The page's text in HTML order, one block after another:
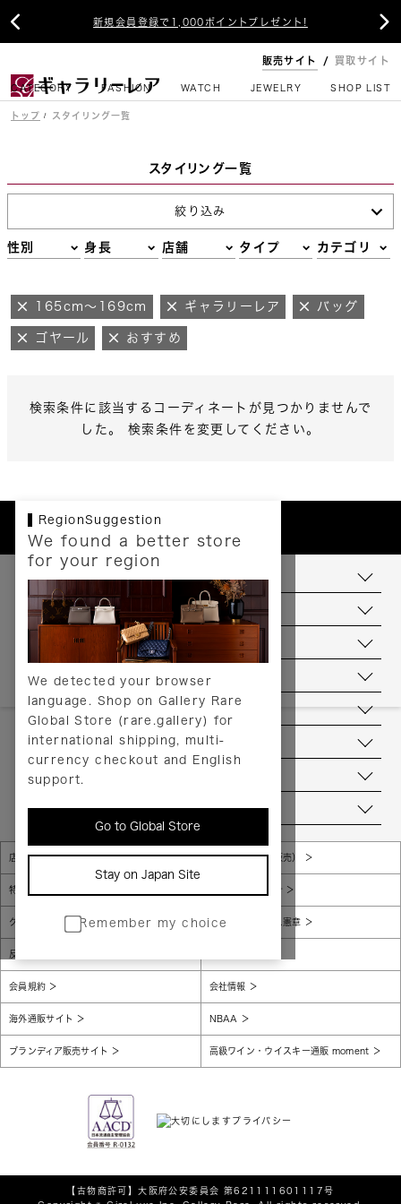
新規会員登録で1,000ポイントプレゼント!
 
販売サイト 買取サイト
CATEGORY FASHION WATCH JEWELRY SHOP LIST
トップ スタイリング一覧
スタイリング一覧
絞り込み
性別 身長 店舗 タイプ カテゴリ
165cm～169cm ギャラリーレア バッグ
ゴヤール おすすめ
検索条件に該当するコーディネートが見つかりませんで
した。 検索条件を変更してください。
RegionSuggestion
We found a better store
for your region
We detected your browser
language. Shop on Gallery Rare
Global Store (rare.gallery) for
international shipping, multi-
currency checkout and English
support.
Go to Global Store
Stay on Japan Site
Remember my choice
お支払いについて
配送について
送料について
返品について
ヘルプ
お問い合わせ
当店について
店舗一覧 販売規約（店頭販売）
特定商取引法に基づく表示 個人情報保護方針
グローバルプライバシーポリシー コンプライアンス憲章
反社会的勢力に対する基本方針
会員規約 会社情報
海外通販サイト NBAA
ブランディア販売サイト 高級ワイン・ウイスキー通販 moment
【古物商許可】大阪府公安委員会 第621111601117号